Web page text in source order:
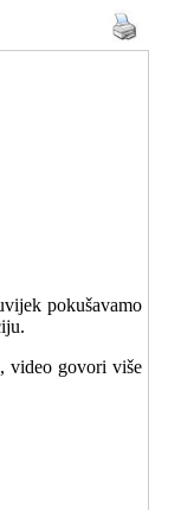
pokušavamo
video govori više